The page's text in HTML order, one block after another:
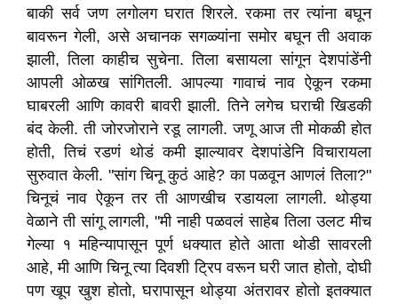
बाकी सर्व जण लगोलग घरात शिरले. रकमा तर त्यांना बघून
बावरून गेली, असे अचानक सगळ्यांना समोर बघून ती अवाक
झाली, तिला काहीच सुचेना. तिला बसायला सांगून देशपांडेंनी
आपली ओळख सांगितली. आपल्या गावाचं नाव ऐकून रकमा
घाबरली आणि कावरी बावरी झाली. तिने लगेच घराची खिडकी
बंद केली. ती जोरजोराने रडू लागली. जणू आज ती मोकळी होत
होती, तिचं रडणं थोडं कमी झाल्यावर देशपांडेनि विचारायला
सुरुवात केली. "सांग चिनू कुठं आहे? का पळवून आणलं तिला?"
चिनूचं नाव ऐकून तर ती आणखीच रडायला लागली. थोड्या
वेळाने ती सांगू लागली, "मी नाही पळवलं साहेब तिला उलट मीच
गेल्या १ महिन्यापासून पूर्ण धक्यात होते आता थोडी सावरली
आहे, मी आणि चिनू त्या दिवशी ट्रिप वरून घरी जात होतो, दोघी
पण खूप खुश होतो, घरापासून थोड्या अंतरावर होतो इतक्यात